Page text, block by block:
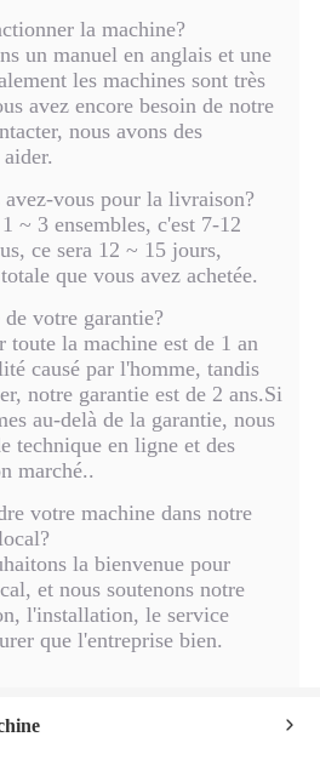
la machine?
un manuel en anglais et une
les machines sont très
avez encore besoin de notre
nous avons des
vous pour la livraison?
~ 3 ensembles, c'est 7-12
ce sera 12 ~ 15 jours,
que vous avez achetée.
votre garantie?
la machine est de 1 an
causé par l'homme, tandis
notre garantie est de 2 ans.Si
au-delà de la garantie, nous
technique en ligne et des
marché..
votre machine dans notre
la bienvenue pour
et nous soutenons notre
l'installation, le service
que l'entreprise bien.